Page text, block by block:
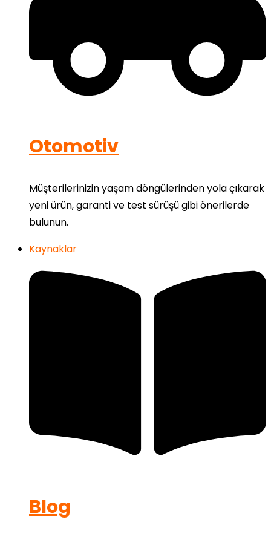
Otomotiv
Müşterilerinizin yaşam döngülerinden yola çıkarak
yeni ürün, garanti ve test sürüşü gibi önerilerde
bulunun.
Kaynaklar
Blog